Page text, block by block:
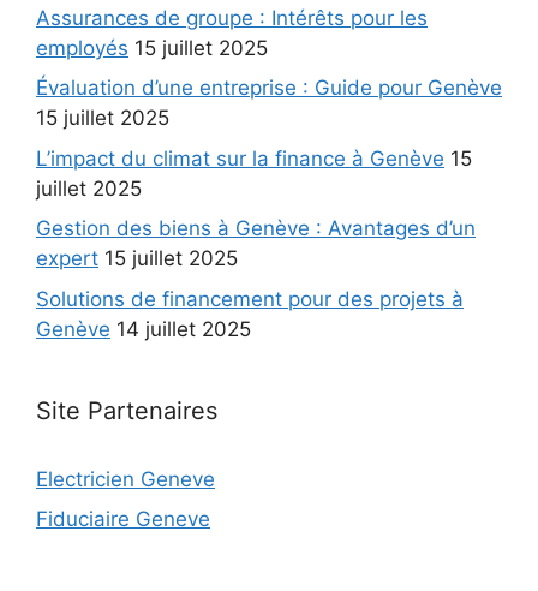
Assurances de groupe : Intérêts pour les
employés 15 juillet 2025
Évaluation d’une entreprise : Guide pour Genève
15 juillet 2025
L’impact du climat sur la finance à Genève 15
juillet 2025
Gestion des biens à Genève : Avantages d’un
expert 15 juillet 2025
Solutions de financement pour des projets à
Genève 14 juillet 2025
Site Partenaires
Electricien Geneve
Fiduciaire Geneve